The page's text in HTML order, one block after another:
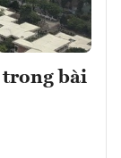
trong bài